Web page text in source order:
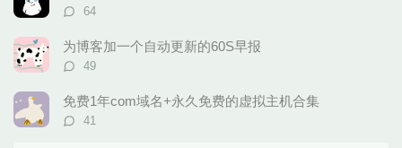
评
数：
64
为博客加一个自动更新的60S早报
评
数：
49
免费1年com域名+永久免费的虚拟主机合集
评
41